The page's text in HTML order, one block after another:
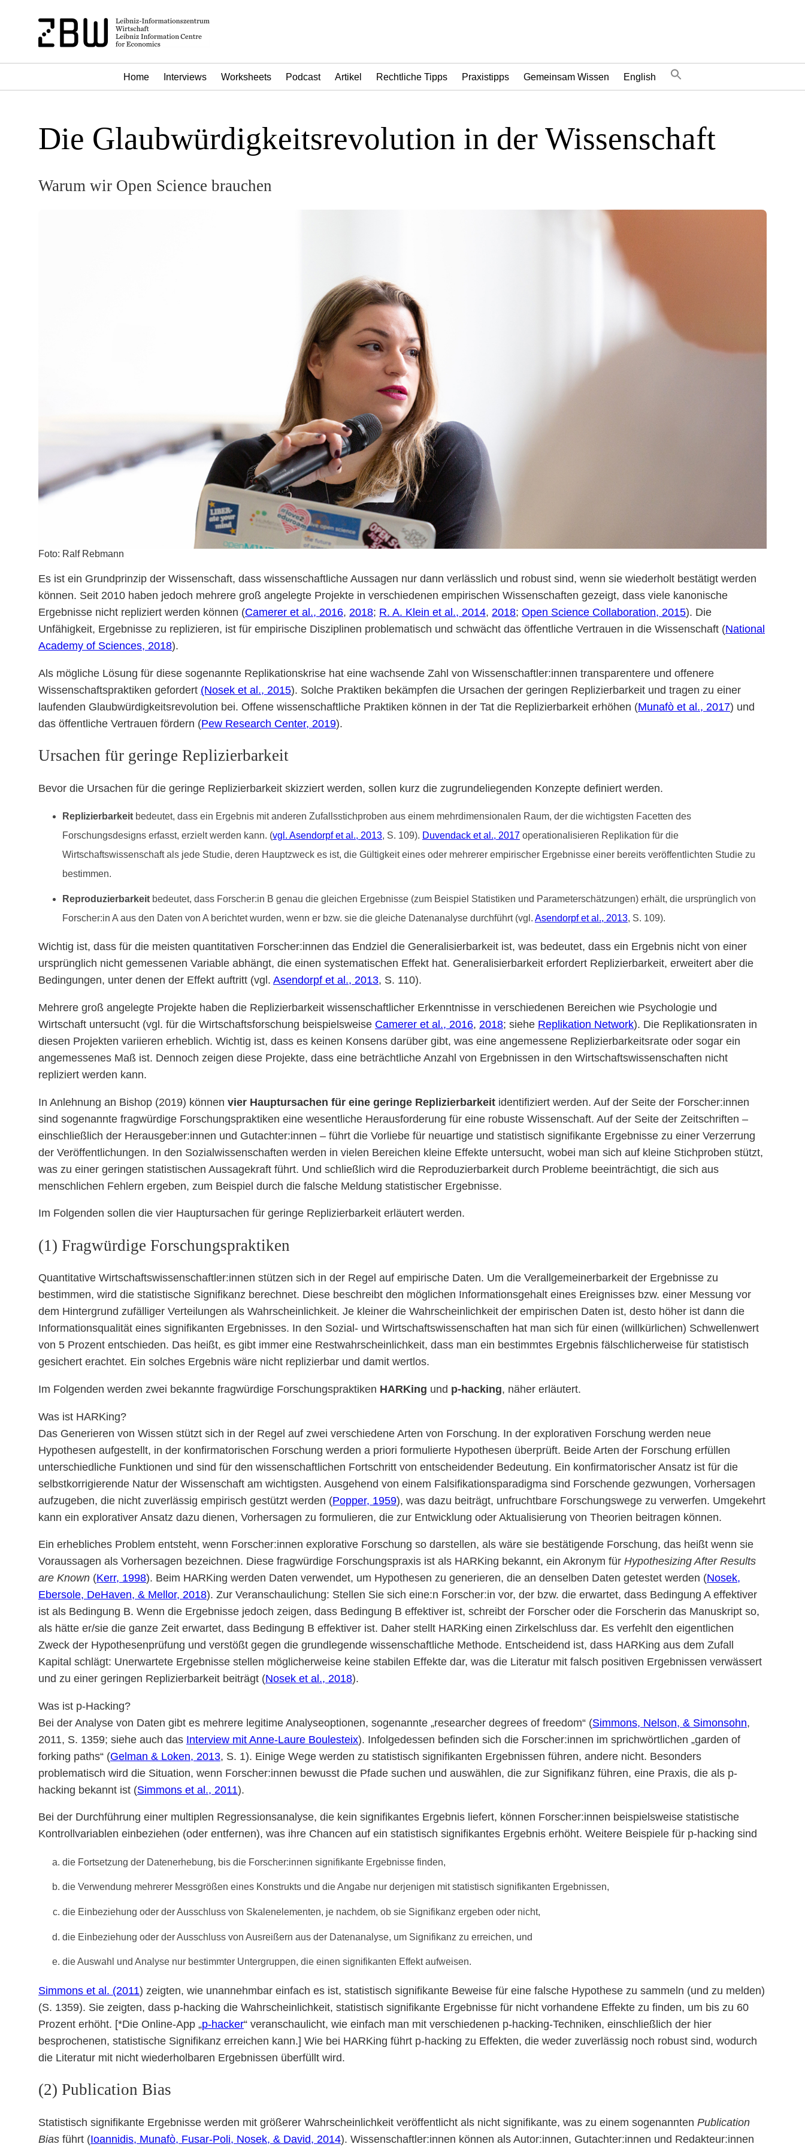
Home Interviews Worksheets Podcast Artikel Rechtliche Tipps Praxistipps Gemeinsam Wissen English
Die Glaubwürdigkeitsrevolution in der Wissenschaft
Warum wir Open Science brauchen
Foto: Ralf Rebmann
Es ist ein Grundprinzip der Wissenschaft, dass wissenschaftliche Aussagen nur dann verlässlich und robust sind, wenn sie wiederholt bestätigt werden
können. Seit 2010 haben jedoch mehrere groß angelegte Projekte in verschiedenen empirischen Wissenschaften gezeigt, dass viele kanonische
Ergebnisse nicht repliziert werden können (Camerer et al., 2016, 2018; R. A. Klein et al., 2014, 2018; Open Science Collaboration, 2015). Die
Unfähigkeit, Ergebnisse zu replizieren, ist für empirische Disziplinen problematisch und schwächt das öffentliche Vertrauen in die Wissenschaft (National
Academy of Sciences, 2018).
Als mögliche Lösung für diese sogenannte Replikationskrise hat eine wachsende Zahl von Wissenschaftler:innen transparentere und offenere
Wissenschaftspraktiken gefordert (Nosek et al., 2015). Solche Praktiken bekämpfen die Ursachen der geringen Replizierbarkeit und tragen zu einer
laufenden Glaubwürdigkeitsrevolution bei. Offene wissenschaftliche Praktiken können in der Tat die Replizierbarkeit erhöhen (Munafò et al., 2017) und
das öffentliche Vertrauen fördern (Pew Research Center, 2019).
Ursachen für geringe Replizierbarkeit
Bevor die Ursachen für die geringe Replizierbarkeit skizziert werden, sollen kurz die zugrundeliegenden Konzepte definiert werden.
Replizierbarkeit bedeutet, dass ein Ergebnis mit anderen Zufallsstichproben aus einem mehrdimensionalen Raum, der die wichtigsten Facetten des
Forschungsdesigns erfasst, erzielt werden kann. (vgl. Asendorpf et al., 2013, S. 109). Duvendack et al., 2017 operationalisieren Replikation für die
Wirtschaftswissenschaft als jede Studie, deren Hauptzweck es ist, die Gültigkeit eines oder mehrerer empirischer Ergebnisse einer bereits veröffentlichten Studie zu
bestimmen.
Reproduzierbarkeit bedeutet, dass Forscher:in B genau die gleichen Ergebnisse (zum Beispiel Statistiken und Parameterschätzungen) erhält, die ursprünglich von
Forscher:in A aus den Daten von A berichtet wurden, wenn er bzw. sie die gleiche Datenanalyse durchführt (vgl. Asendorpf et al., 2013, S. 109).
Wichtig ist, dass für die meisten quantitativen Forscher:innen das Endziel die Generalisierbarkeit ist, was bedeutet, dass ein Ergebnis nicht von einer
ursprünglich nicht gemessenen Variable abhängt, die einen systematischen Effekt hat. Generalisierbarkeit erfordert Replizierbarkeit, erweitert aber die
Bedingungen, unter denen der Effekt auftritt (vgl. Asendorpf et al., 2013, S. 110).
Mehrere groß angelegte Projekte haben die Replizierbarkeit wissenschaftlicher Erkenntnisse in verschiedenen Bereichen wie Psychologie und
Wirtschaft untersucht (vgl. für die Wirtschaftsforschung beispielsweise Camerer et al., 2016, 2018; siehe Replikation Network). Die Replikationsraten in
diesen Projekten variieren erheblich. Wichtig ist, dass es keinen Konsens darüber gibt, was eine angemessene Replizierbarkeitsrate oder sogar ein
angemessenes Maß ist. Dennoch zeigen diese Projekte, dass eine beträchtliche Anzahl von Ergebnissen in den Wirtschaftswissenschaften nicht
repliziert werden kann.
In Anlehnung an Bishop (2019) können vier Hauptursachen für eine geringe Replizierbarkeit identifiziert werden. Auf der Seite der Forscher:innen
sind sogenannte fragwürdige Forschungspraktiken eine wesentliche Herausforderung für eine robuste Wissenschaft. Auf der Seite der Zeitschriften –
einschließlich der Herausgeber:innen und Gutachter:innen – führt die Vorliebe für neuartige und statistisch signifikante Ergebnisse zu einer Verzerrung
der Veröffentlichungen. In den Sozialwissenschaften werden in vielen Bereichen kleine Effekte untersucht, wobei man sich auf kleine Stichproben stützt,
was zu einer geringen statistischen Aussagekraft führt. Und schließlich wird die Reproduzierbarkeit durch Probleme beeinträchtigt, die sich aus
menschlichen Fehlern ergeben, zum Beispiel durch die falsche Meldung statistischer Ergebnisse.
Im Folgenden sollen die vier Hauptursachen für geringe Replizierbarkeit erläutert werden.
(1) Fragwürdige Forschungspraktiken
Quantitative Wirtschaftswissenschaftler:innen stützen sich in der Regel auf empirische Daten. Um die Verallgemeinerbarkeit der Ergebnisse zu
bestimmen, wird die statistische Signifikanz berechnet. Diese beschreibt den möglichen Informationsgehalt eines Ereignisses bzw. einer Messung vor
dem Hintergrund zufälliger Verteilungen als Wahrscheinlichkeit. Je kleiner die Wahrscheinlichkeit der empirischen Daten ist, desto höher ist dann die
Informationsqualität eines signifikanten Ergebnisses. In den Sozial- und Wirtschaftswissenschaften hat man sich für einen (willkürlichen) Schwellenwert
von 5 Prozent entschieden. Das heißt, es gibt immer eine Restwahrscheinlichkeit, dass man ein bestimmtes Ergebnis fälschlicherweise für statistisch
gesichert erachtet. Ein solches Ergebnis wäre nicht replizierbar und damit wertlos.
Im Folgenden werden zwei bekannte fragwürdige Forschungspraktiken HARKing und p-hacking, näher erläutert.
Was ist HARKing?
Das Generieren von Wissen stützt sich in der Regel auf zwei verschiedene Arten von Forschung. In der explorativen Forschung werden neue
Hypothesen aufgestellt, in der konfirmatorischen Forschung werden a priori formulierte Hypothesen überprüft. Beide Arten der Forschung erfüllen
unterschiedliche Funktionen und sind für den wissenschaftlichen Fortschritt von entscheidender Bedeutung. Ein konfirmatorischer Ansatz ist für die
selbstkorrigierende Natur der Wissenschaft am wichtigsten. Ausgehend von einem Falsifikationsparadigma sind Forschende gezwungen, Vorhersagen
aufzugeben, die nicht zuverlässig empirisch gestützt werden (Popper, 1959), was dazu beiträgt, unfruchtbare Forschungswege zu verwerfen. Umgekehrt
kann ein explorativer Ansatz dazu dienen, Vorhersagen zu formulieren, die zur Entwicklung oder Aktualisierung von Theorien beitragen können.
Ein erhebliches Problem entsteht, wenn Forscher:innen explorative Forschung so darstellen, als wäre sie bestätigende Forschung, das heißt wenn sie
Voraussagen als Vorhersagen bezeichnen. Diese fragwürdige Forschungspraxis ist als HARKing bekannt, ein Akronym für Hypothesizing After Results
are Known (Kerr, 1998). Beim HARKing werden Daten verwendet, um Hypothesen zu generieren, die an denselben Daten getestet werden (Nosek,
Ebersole, DeHaven, & Mellor, 2018). Zur Veranschaulichung: Stellen Sie sich eine:n Forscher:in vor, der bzw. die erwartet, dass Bedingung A effektiver
ist als Bedingung B. Wenn die Ergebnisse jedoch zeigen, dass Bedingung B effektiver ist, schreibt der Forscher oder die Forscherin das Manuskript so,
als hätte er/sie die ganze Zeit erwartet, dass Bedingung B effektiver ist. Daher stellt HARKing einen Zirkelschluss dar. Es verfehlt den eigentlichen
Zweck der Hypothesenprüfung und verstößt gegen die grundlegende wissenschaftliche Methode. Entscheidend ist, dass HARKing aus dem Zufall
Kapital schlägt: Unerwartete Ergebnisse stellen möglicherweise keine stabilen Effekte dar, was die Literatur mit falsch positiven Ergebnissen verwässert
und zu einer geringen Replizierbarkeit beiträgt (Nosek et al., 2018).
Was ist p-Hacking?
Bei der Analyse von Daten gibt es mehrere legitime Analyseoptionen, sogenannte „researcher degrees of freedom“ (Simmons, Nelson, & Simonsohn,
2011, S. 1359; siehe auch das Interview mit Anne-Laure Boulesteix). Infolgedessen befinden sich die Forscher:innen im sprichwörtlichen „garden of
forking paths“ (Gelman & Loken, 2013, S. 1). Einige Wege werden zu statistisch signifikanten Ergebnissen führen, andere nicht. Besonders
problematisch wird die Situation, wenn Forscher:innen bewusst die Pfade suchen und auswählen, die zur Signifikanz führen, eine Praxis, die als p-
hacking bekannt ist (Simmons et al., 2011).
Bei der Durchführung einer multiplen Regressionsanalyse, die kein signifikantes Ergebnis liefert, können Forscher:innen beispielsweise statistische
Kontrollvariablen einbeziehen (oder entfernen), was ihre Chancen auf ein statistisch signifikantes Ergebnis erhöht. Weitere Beispiele für p-hacking sind
die Fortsetzung der Datenerhebung, bis die Forscher:innen signifikante Ergebnisse finden,
die Verwendung mehrerer Messgrößen eines Konstrukts und die Angabe nur derjenigen mit statistisch signifikanten Ergebnissen,
die Einbeziehung oder der Ausschluss von Skalenelementen, je nachdem, ob sie Signifikanz ergeben oder nicht,
die Einbeziehung oder der Ausschluss von Ausreißern aus der Datenanalyse, um Signifikanz zu erreichen, und
die Auswahl und Analyse nur bestimmter Untergruppen, die einen signifikanten Effekt aufweisen.
Simmons et al. (2011) zeigten, wie unannehmbar einfach es ist, statistisch signifikante Beweise für eine falsche Hypothese zu sammeln (und zu melden)
(S. 1359). Sie zeigten, dass p-hacking die Wahrscheinlichkeit, statistisch signifikante Ergebnisse für nicht vorhandene Effekte zu finden, um bis zu 60
Prozent erhöht. [*Die Online-App „p-hacker“ veranschaulicht, wie einfach man mit verschiedenen p-hacking-Techniken, einschließlich der hier
besprochenen, statistische Signifikanz erreichen kann.] Wie bei HARKing führt p-hacking zu Effekten, die weder zuverlässig noch robust sind, wodurch
die Literatur mit nicht wiederholbaren Ergebnissen überfüllt wird.
(2) Publication Bias
Statistisch signifikante Ergebnisse werden mit größerer Wahrscheinlichkeit veröffentlicht als nicht signifikante, was zu einem sogenannten Publication
Bias führt (Ioannidis, Munafò, Fusar-Poli, Nosek, & David, 2014). Wissenschaftler:innen können als Autor:innen, Gutachter:innen und Redakteur:innen